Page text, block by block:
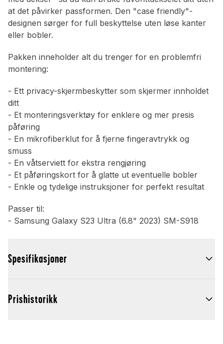
at det påvirker passformen. Den "case friendly"-
designen sørger for full beskyttelse uten løse kanter
eller bobler.
Pakken inneholder alt du trenger for en problemfri
montering:
- Ett privacy-skjermbeskytter som skjermer innholdet
ditt
- Et monteringsverktøy for enklere og mer presis
påføring
- En mikrofiberklut for å fjerne fingeravtrykk og
smuss
- En våtserviett for ekstra rengjøring
- Et påføringskort for å glatte ut eventuelle bobler
- Enkle og tydelige instruksjoner for perfekt resultat
Passer til:
- Samsung Galaxy S23 Ultra (6.8" 2023) SM-S918
Spesifikasjoner
Prishistorikk